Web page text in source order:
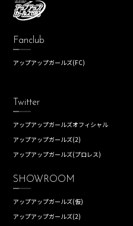
Fanclub
アップアップガールズ(FC)
Twitter
アップアップガールズオフィシャル
アップアップガールズ(2)
アップアップガールズ(プロレス)
SHOWROOM
アップアップガールズ(仮)
アップアップガールズ(2)